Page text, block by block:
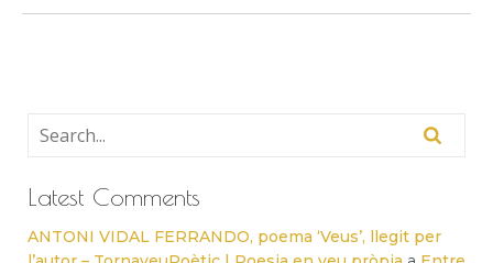
Latest Comments
ANTONI VIDAL FERRANDO, poema ‘Veus’, llegit per